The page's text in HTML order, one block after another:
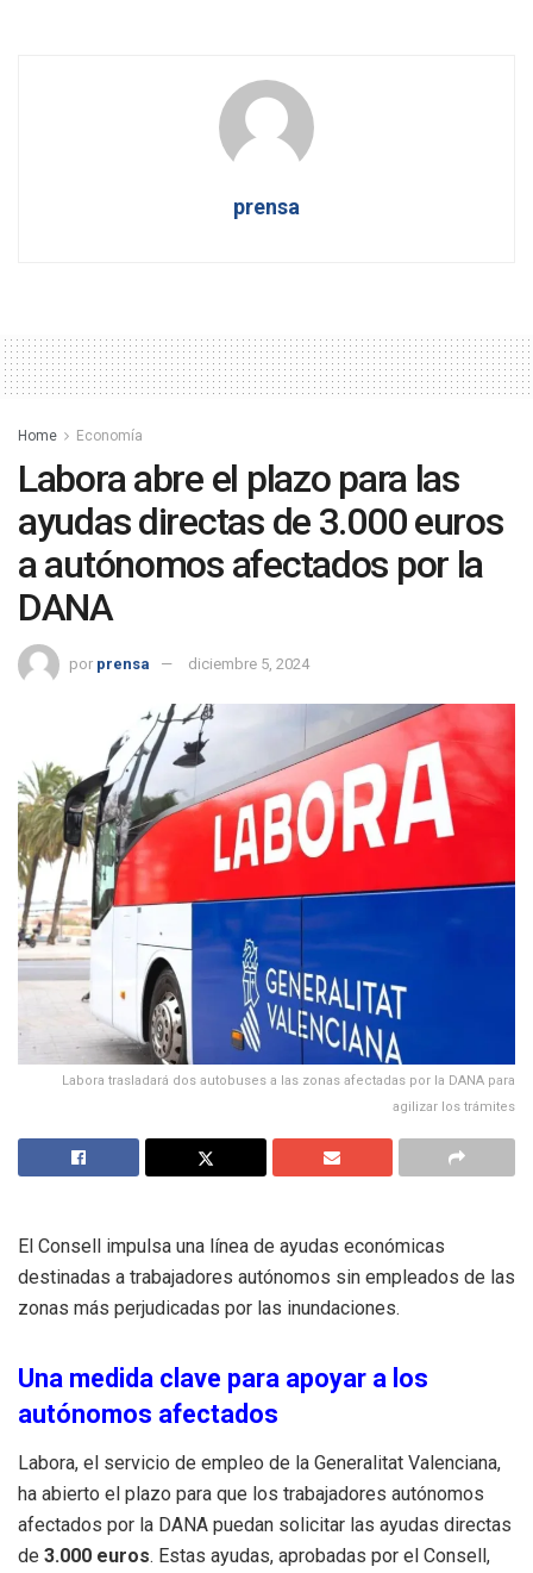
prensa
Home Economía
Labora abre el plazo para las
ayudas directas de 3.000 euros
a autónomos afectados por la
DANA
por prensa diciembre 5, 2024
Labora trasladará dos autobuses a las zonas afectadas por la DANA para
agilizar los trámites
El Consell impulsa una línea de ayudas económicas
destinadas a trabajadores autónomos sin empleados de las
zonas más perjudicadas por las inundaciones.
Una medida clave para apoyar a los
autónomos afectados
Labora, el servicio de empleo de la Generalitat Valenciana,
ha abierto el plazo para que los trabajadores autónomos
afectados por la DANA puedan solicitar las ayudas directas
de 3.000 euros. Estas ayudas, aprobadas por el Consell,